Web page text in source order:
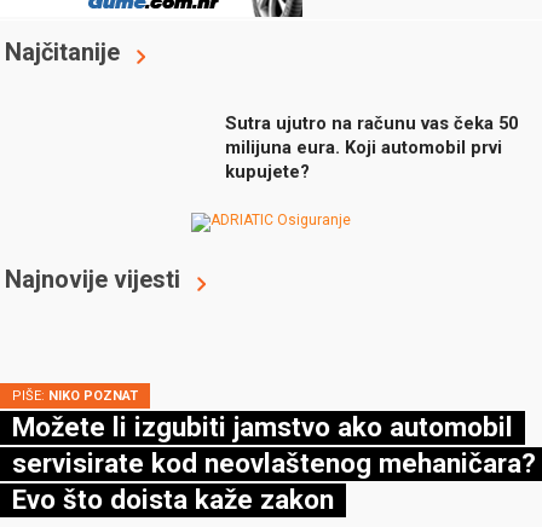
Najčitanije
Sutra ujutro na računu vas čeka 50
milijuna eura. Koji automobil prvi
kupujete?
Najnovije vijesti
PIŠE: NIKO POZNAT
Možete li izgubiti jamstvo ako automobil
servisirate kod neovlaštenog mehaničara?
Evo što doista kaže zakon